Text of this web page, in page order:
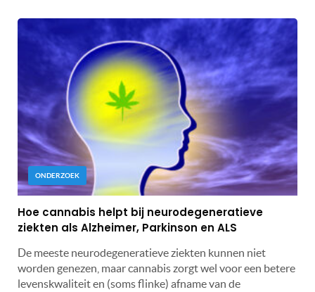
ONDERZOEK
Hoe cannabis helpt bij neurodegeneratieve
ziekten als Alzheimer, Parkinson en ALS
De meeste neurodegeneratieve ziekten kunnen niet
worden genezen, maar cannabis zorgt wel voor een betere
levenskwaliteit en (soms flinke) afname van de